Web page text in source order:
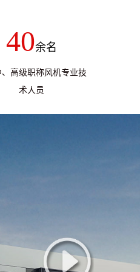
40余名
、高级职称风机专业技
术人员